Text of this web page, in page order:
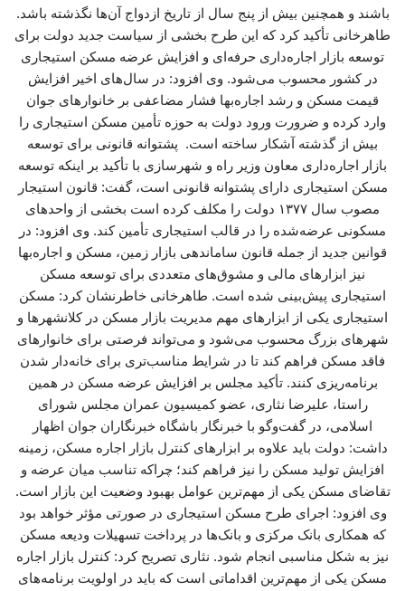
باشند و همچنین بیش از پنج سال از تاریخ ازدواج آن‌ها نگذشته باشد.
طاهرخانی تأکید کرد که این طرح بخشی از سیاست جدید دولت برای
توسعه بازار اجاره‌داری حرفه‌ای و افزایش عرضه مسکن استیجاری
در کشور محسوب می‌شود. وی افزود: در سال‌های اخیر افزایش
قیمت مسکن و رشد اجاره‌بها فشار مضاعفی بر خانوارهای جوان
وارد کرده و ضرورت ورود دولت به حوزه تأمین مسکن استیجاری را
بیش از گذشته آشکار ساخته است. پشتوانه قانونی برای توسعه
بازار اجاره‌داری معاون وزیر راه و شهرسازی با تأکید بر اینکه توسعه
مسکن استیجاری دارای پشتوانه قانونی است، گفت: قانون استیجار
مصوب سال ۱۳۷۷ دولت را مکلف کرده است بخشی از واحدهای
مسکونی عرضه‌شده را در قالب استیجاری تأمین کند. وی افزود: در
قوانین جدید از جمله قانون ساماندهی بازار زمین، مسکن و اجاره‌بها
نیز ابزارهای مالی و مشوق‌های متعددی برای توسعه مسکن
استیجاری پیش‌بینی شده است. طاهرخانی خاطرنشان کرد: مسکن
استیجاری یکی از ابزارهای مهم مدیریت بازار مسکن در کلانشهرها و
شهرهای بزرگ محسوب می‌شود و می‌تواند فرصتی برای خانوارهای
فاقد مسکن فراهم کند تا در شرایط مناسب‌تری برای خانه‌دار شدن
برنامه‌ریزی کنند. تأکید مجلس بر افزایش عرضه مسکن در همین
راستا، علیرضا نثاری، عضو کمیسیون عمران مجلس شورای
اسلامی، در گفت‌وگو با خبرنگار باشگاه خبرنگاران جوان اظهار
داشت: دولت باید علاوه بر ابزارهای کنترل بازار اجاره مسکن، زمینه
افزایش تولید مسکن را نیز فراهم کند؛ چراکه تناسب میان عرضه و
تقاضای مسکن یکی از مهم‌ترین عوامل بهبود وضعیت این بازار است.
وی افزود: اجرای طرح مسکن استیجاری در صورتی مؤثر خواهد بود
که همکاری بانک مرکزی و بانک‌ها در پرداخت تسهیلات ودیعه مسکن
نیز به شکل مناسبی انجام شود. نثاری تصریح کرد: کنترل بازار اجاره
مسکن یکی از مهم‌ترین اقداماتی است که باید در اولویت برنامه‌های